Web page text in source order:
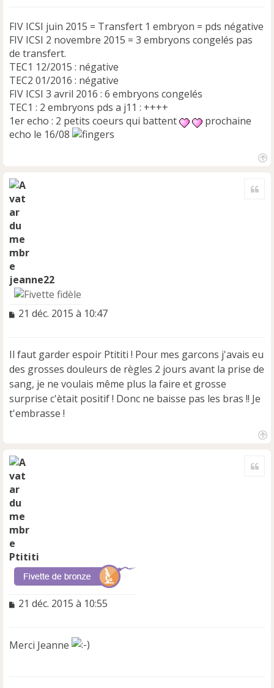
o
n
l
u
FIV ICSI juin 2015 = Transfert 1 embryon = pds négative
FIV ICSI 2 novembre 2015 = 3 embryons congelés pas
de transfert.
TEC1 12/2015 : négative
TEC2 01/2016 : négative
FIV ICSI 3 avril 2016 : 6 embryons congelés
TEC1 : 2 embryons pds a j11 : ++++
1er echo : 2 petits coeurs qui battent
prochaine
echo le 16/08
jeanne22
M
s
a
g
e
n
o
n
21 déc. 2015 à 10:47
Il faut garder espoir Ptititi ! Pour mes garcons j'avais eu
des grosses douleurs de règles 2 jours avant la prise de
sang, je ne voulais même plus la faire et grosse
surprise c'ètait positif ! Donc ne baisse pas les bras !! Je
t'embrasse !
Ptititi
M
a
21 déc. 2015 à 10:55
Merci Jeanne